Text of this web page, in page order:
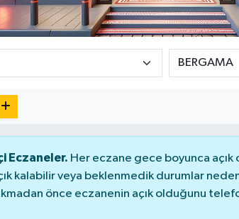
Eczaneler. Her eczane gece boyunca açık
kalabilir veya beklenmedik durumlar
önce eczanenin açık olduğunu